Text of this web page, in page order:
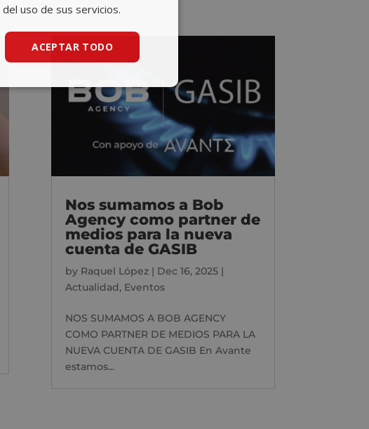
Nos sumamos a Bob
Agency como partner de
medios para la nueva
cuenta de GASIB
by Raquel López| Dec 16, 2025|
Actualidad, Eventos
NOS SUMAMOS A BOB AGENCY
COMO PARTNER DE MEDIOS PARA LA
NUEVA CUENTA DE GASIB En Avante
estamos...
ENGLISH
uso de sus servicios.
ACEPTAR TODO